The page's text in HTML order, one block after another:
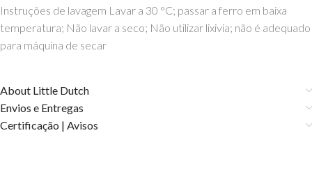
Instruções de lavagem Lavar a 30 °C; passar a ferro em baixa
temperatura; Não lavar a seco; Não utilizar lixivia; não é adequado
para máquina de secar
About Little Dutch
Envios e Entregas
Certificação | Avisos